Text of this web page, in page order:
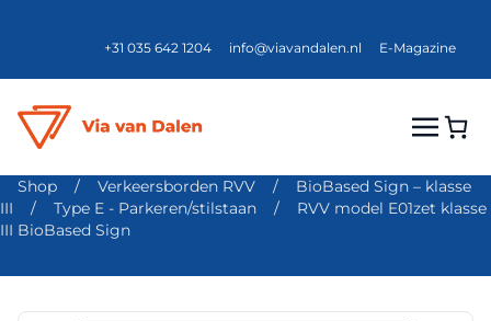
+31 035 642 1204 info@viavandalen.nl E-Magazine
Shop / Verkeersborden RVV /
BioBased Sign – klasse
III
/ Type E - Parkeren/stilstaan /
RVV model E01zet klasse
III BioBased Sign